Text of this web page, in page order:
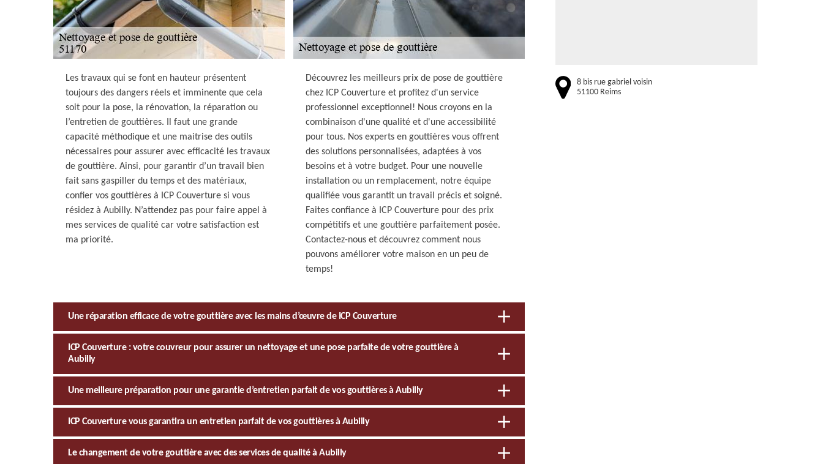
Les travaux qui se font en hauteur présentent
toujours des dangers réels et imminente que cela
soit pour la pose, la rénovation, la réparation ou
l’entretien de gouttières. Il faut une grande
capacité méthodique et une maitrise des outils
nécessaires pour assurer avec efficacité les travaux
de gouttière. Ainsi, pour garantir d’un travail bien
fait sans gaspiller du temps et des matériaux,
confier vos gouttières à ICP Couverture si vous
résidez à Aubilly. N’attendez pas pour faire appel à
mes services de qualité car votre satisfaction est
ma priorité.
Découvrez les meilleurs prix de pose de gouttière
chez ICP Couverture et profitez d'un service
professionnel exceptionnel! Nous croyons en la
combinaison d'une qualité et d'une accessibilité
pour tous. Nos experts en gouttières vous offrent
des solutions personnalisées, adaptées à vos
besoins et à votre budget. Pour une nouvelle
installation ou un remplacement, notre équipe
qualifiée vous garantit un travail précis et soigné.
Faites confiance à ICP Couverture pour des prix
compétitifs et une gouttière parfaitement posée.
Contactez-nous et découvrez comment nous
pouvons améliorer votre maison en un peu de
temps!
Une réparation efficace de votre gouttière avec les mains d’œuvre de ICP Couverture
ICP Couverture : votre couvreur pour assurer un nettoyage et une pose parfaite de votre gouttière à
Aubilly
Une meilleure préparation pour une garantie d’entretien parfait de vos gouttières à Aubilly
ICP Couverture vous garantira un entretien parfait de vos gouttières à Aubilly
Le changement de votre gouttière avec des services de qualité à Aubilly
8 bis rue gabriel voisin
51100 Reims